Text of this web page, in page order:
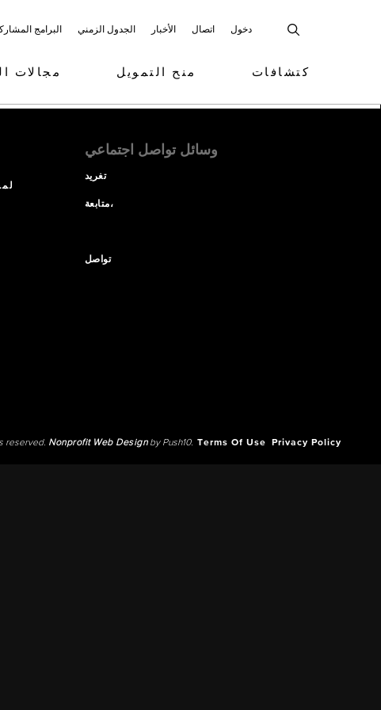
البرامج الجدول الزمني الأخبار اتصال دخول
مجالات منح التمويل كتشافات
وسائل تواصل اجتماعي
تغريد
متابعة،
تواصل
reserved. Nonprofit Web Designby Push10. Terms Of Use Privacy Policy